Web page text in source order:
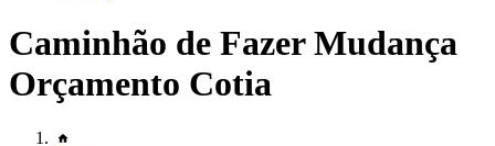
Caminhão de Fazer Mudança
Orçamento Cotia